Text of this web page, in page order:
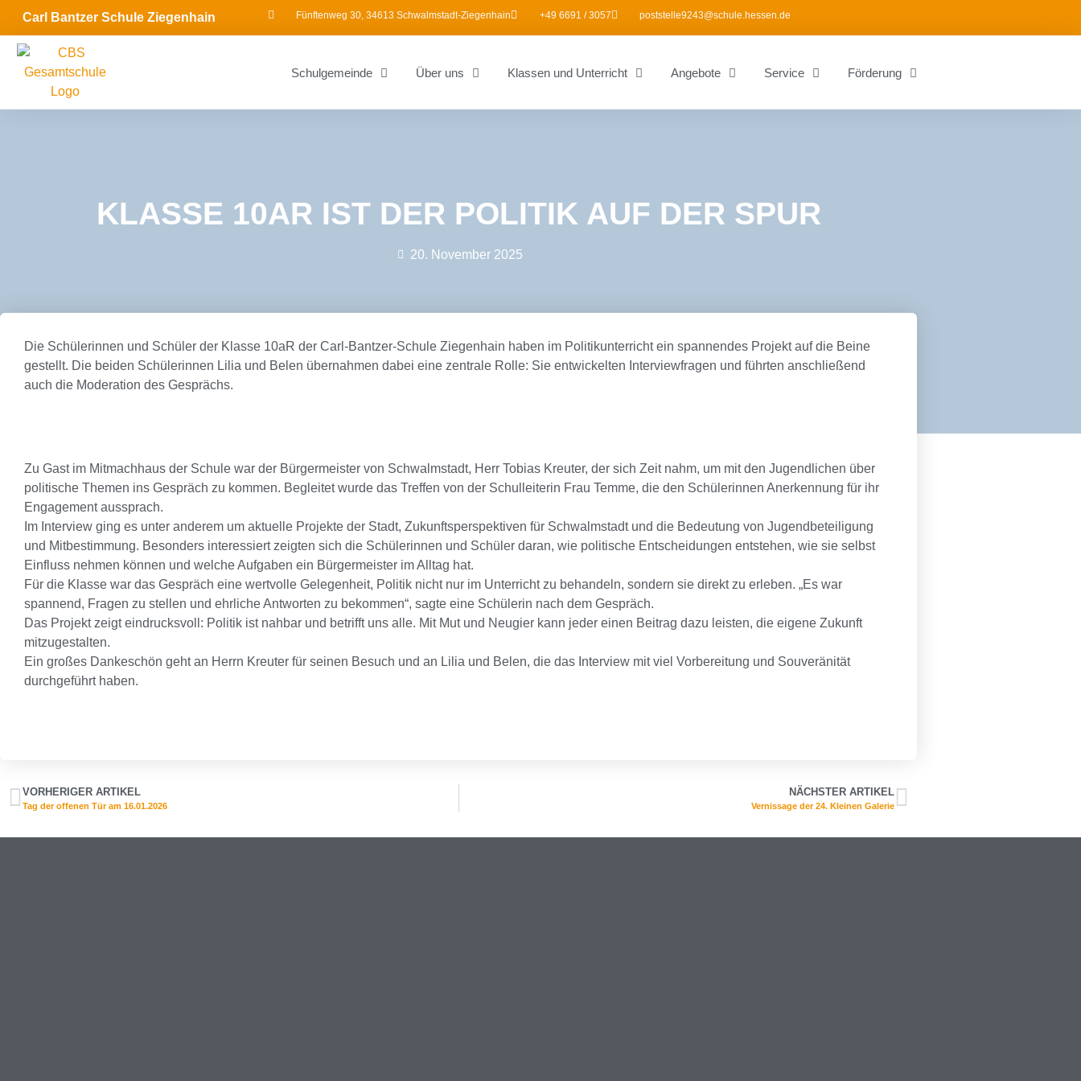
Carl Bantzer Schule Ziegenhain Fünftenweg 30, 34613 Schwalmstadt-Ziegenhain +49 6691 / 3057 poststelle9243@schule.hessen.de
Schulgemeinde Über uns Klassen und Unterricht Angebote Service Förderung
KLASSE 10AR IST DER POLITIK AUF DER SPUR
20. November 2025
Die Schülerinnen und Schüler der Klasse 10aR der Carl-Bantzer-Schule Ziegenhain haben im Politikunterricht ein spannendes Projekt auf die Beine
gestellt. Die beiden Schülerinnen Lilia und Belen übernahmen dabei eine zentrale Rolle: Sie entwickelten Interviewfragen und führten anschließend
auch die Moderation des Gesprächs.
Zu Gast im Mitmachhaus der Schule war der Bürgermeister von Schwalmstadt, Herr Tobias Kreuter, der sich Zeit nahm, um mit den Jugendlichen über
politische Themen ins Gespräch zu kommen. Begleitet wurde das Treffen von der Schulleiterin Frau Temme, die den Schülerinnen Anerkennung für ihr
Engagement aussprach.
Im Interview ging es unter anderem um aktuelle Projekte der Stadt, Zukunftsperspektiven für Schwalmstadt und die Bedeutung von Jugendbeteiligung
und Mitbestimmung. Besonders interessiert zeigten sich die Schülerinnen und Schüler daran, wie politische Entscheidungen entstehen, wie sie selbst
Einfluss nehmen können und welche Aufgaben ein Bürgermeister im Alltag hat.
Für die Klasse war das Gespräch eine wertvolle Gelegenheit, Politik nicht nur im Unterricht zu behandeln, sondern sie direkt zu erleben. „Es war
spannend, Fragen zu stellen und ehrliche Antworten zu bekommen“, sagte eine Schülerin nach dem Gespräch.
Das Projekt zeigt eindrucksvoll: Politik ist nahbar und betrifft uns alle. Mit Mut und Neugier kann jeder einen Beitrag dazu leisten, die eigene Zukunft
mitzugestalten.
Ein großes Dankeschön geht an Herrn Kreuter für seinen Besuch und an Lilia und Belen, die das Interview mit viel Vorbereitung und Souveränität
durchgeführt haben.
VORHERIGER ARTIKEL
Tag der offenen Tür am 16.01.2026
NÄCHSTER ARTIKEL
Vernissage der 24. Kleinen Galerie